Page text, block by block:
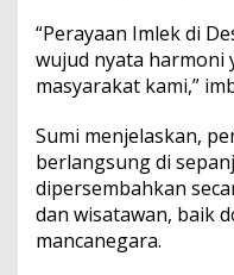
a
n
g
m
l
e
k
2
“Perayaan Imlek di
wujud nyata harmoni
masyarakat kami,”
Sumi menjelaskan,
berlangsung di
dipersembahkan
dan wisatawan, baik
mancanegara.